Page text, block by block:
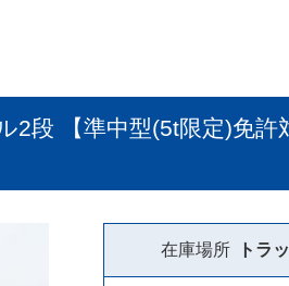
2段 【準中型(5t限定)免許
在庫場所 トラ